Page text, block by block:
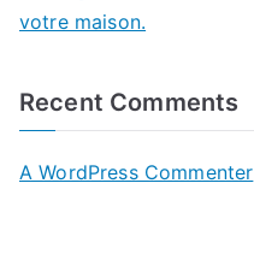
votre maison.
Recent Comments
A WordPress Commenter